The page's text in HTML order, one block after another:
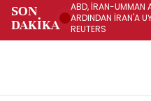
SON
DAKİKA
ABD, İRAN-UMMAN
ARDINDAN İRAN'A
REUTERS